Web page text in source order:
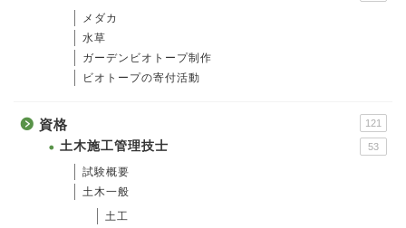
メダカ
水草
ガーデンビオトープ制作
ビオトープの寄付活動
資格 121
土木施工管理技士 53
試験概要
土木一般
土工